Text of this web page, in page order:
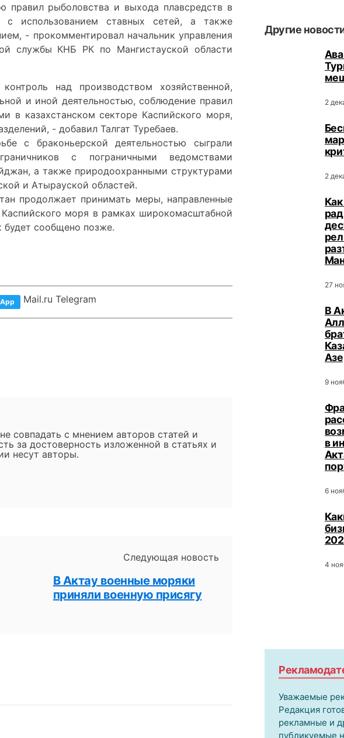
правил рыболовства и выхода плавсредств в
использованием ставных сетей, а также
- прокомментировал начальник управления
службы КНБ РК по Мангистауской области
над производством хозяйственной,
и иной деятельностью, соблюдение правил
в казахстанском секторе Каспийского моря,
- добавил Талгат Туребаев.
с браконьерской деятельностью сыграли
с пограничными ведомствами
а также природоохранными структурами
и Атырауской областей.
продолжает принимать меры, направленные
Каспийского моря в рамках широкомасштабной
будет сообщено позже.
Mail.ru Telegram
совпадать с мнением авторов статей и
за достоверность изложенной в статьях и
несут авторы.
Следующая новость
В Актау военные моряки
приняли военную присягу
Другие
2
2
27
В
9
в
6
4
Уважаемые
Редакция
рекламные и
публикуемые